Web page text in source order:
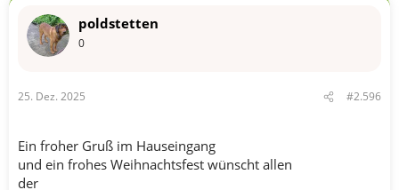
o
:
poldstetten
0
25. Dez. 2025 #2.596
Ein froher Gruß im Hauseingang
und ein frohes Weihnachtsfest wünscht allen
der